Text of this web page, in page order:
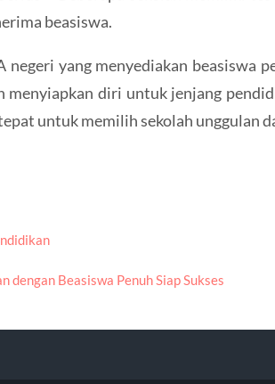
beasiswa.
negeri yang menyediakan beasiswa
menyiapkan diri untuk jenjang
untuk memilih sekolah unggulan
dengan Beasiswa Penuh Siap Sukses